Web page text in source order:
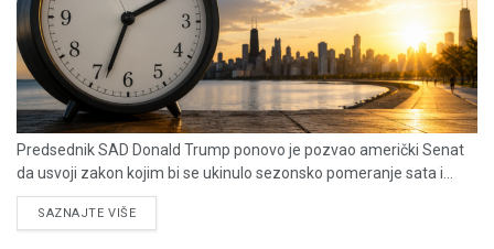
Predsednik SAD Donald Trump ponovo je pozvao američki Senat
da usvoji zakon kojim bi se ukinulo sezonsko pomeranje sata i...
SAZNAJTE VIŠEDETAILS